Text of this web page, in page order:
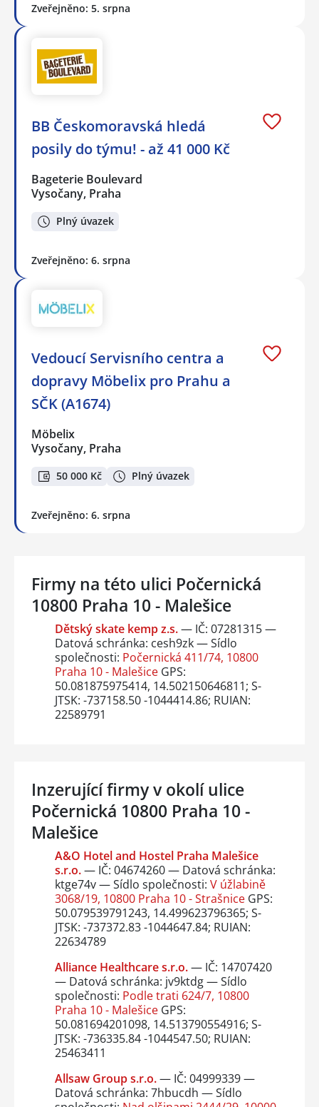
Zveřejněno: 5. srpna
BB Českomoravská hledá
posily do týmu! - až 41 000 Kč
Bageterie Boulevard
Vysočany, Praha
Plný úvazek
Zveřejněno: 6. srpna
Vedoucí Servisního centra a
dopravy Möbelix pro Prahu a
SČK (A1674)
Möbelix
Vysočany, Praha
50 000 Kč Plný úvazek
Zveřejněno: 6. srpna
Firmy na této ulici Počernická
10800 Praha 10 - Malešice
Dětský skate kemp z.s.— IČ: 07281315 —
Datová schránka: cesh9zk — Sídlo
společnosti: Počernická 411/74, 10800
Praha 10 - MalešiceGPS:
50.081875975414, 14.502150646811; S-
JTSK: -737158.50 -1044414.86; RUIAN:
22589791
Inzerující firmy v okolí ulice
Počernická 10800 Praha 10 -
Malešice
A&O Hotel and Hostel Praha Malešice
s.r.o.— IČ: 04674260 — Datová schránka:
ktge74v — Sídlo společnosti: V úžlabině
3068/19, 10800 Praha 10 - StrašniceGPS:
50.079539791243, 14.499623796365; S-
JTSK: -737372.83 -1044647.84; RUIAN:
22634789
Alliance Healthcare s.r.o.— IČ: 14707420
— Datová schránka: jv9ktdg — Sídlo
společnosti: Podle trati 624/7, 10800
Praha 10 - MalešiceGPS:
50.081694201098, 14.513790554916; S-
JTSK: -736335.84 -1044547.50; RUIAN:
25463411
Allsaw Group s.r.o.— IČ: 04999339 —
Datová schránka: 7hbucdh — Sídlo